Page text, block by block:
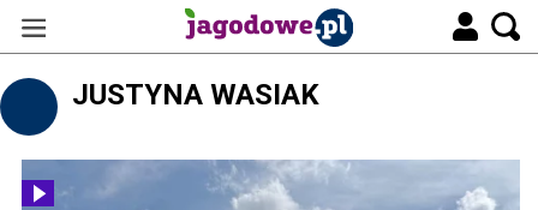
JUSTYNA WASIAK